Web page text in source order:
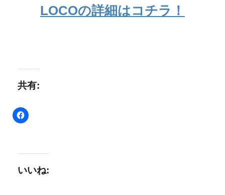
LOCOの詳細はコチラ！
共有:
いいね: